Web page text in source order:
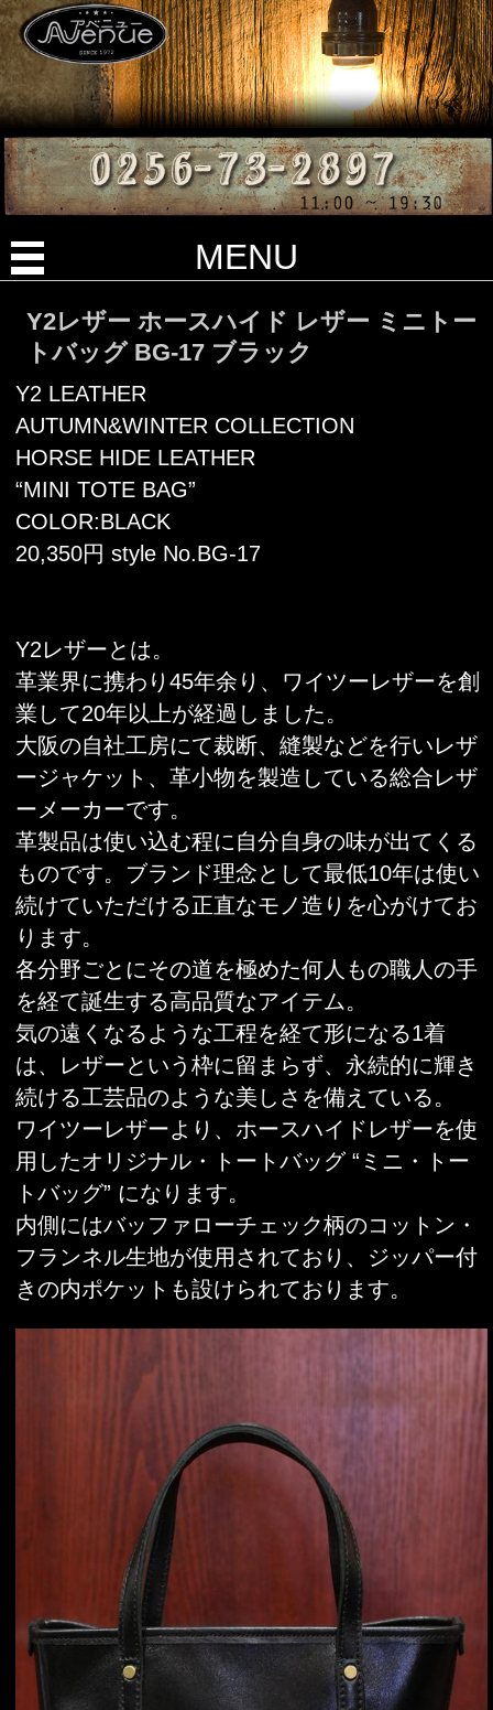
MENU
Y2レザー ホースハイド レザー ミニトー
トバッグ BG-17 ブラック
Y2 LEATHER
AUTUMN&WINTER COLLECTION
HORSE HIDE LEATHER
“MINI TOTE BAG”
COLOR:BLACK
20,350円 style No.BG-17
Y2レザーとは。
革業界に携わり45年余り、ワイツーレザーを創
業して20年以上が経過しました。
大阪の自社工房にて裁断、縫製などを行いレザ
ージャケット、革小物を製造している総合レザ
ーメーカーです。
革製品は使い込む程に自分自身の味が出てくる
ものです。ブランド理念として最低10年は使い
続けていただける正直なモノ造りを心がけてお
ります。
各分野ごとにその道を極めた何人もの職人の手
を経て誕生する高品質なアイテム。
気の遠くなるような工程を経て形になる1着
は、レザーという枠に留まらず、永続的に輝き
続ける工芸品のような美しさを備えている。
ワイツーレザーより、ホースハイドレザーを使
用したオリジナル・トートバッグ “ミニ・トー
トバッグ” になります。
内側にはバッファローチェック柄のコットン・
フランネル生地が使用されており、ジッパー付
きの内ポケットも設けられております。